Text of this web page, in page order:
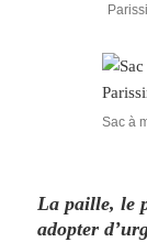
Sac à
La paille, le
adopter